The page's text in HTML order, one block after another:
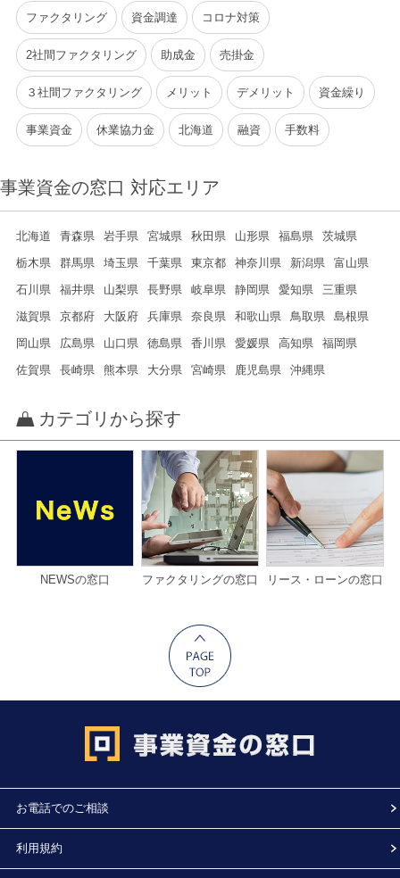
ファクタリング 資金調達 コロナ対策
2社間ファクタリング 助成金 売掛金
３社間ファクタリング メリット デメリット 資金繰り
事業資金 休業協力金 北海道 融資 手数料
事業資金の窓口 対応エリア
北海道 青森県 岩手県 宮城県 秋田県 山形県 福島県
茨城県
栃木県
群馬県 埼玉県 千葉県 東京都 神奈川県 新潟県
富山県
石川県
福井県 山梨県 長野県 岐阜県 静岡県 愛知県
三重県
滋賀県
京都府 大阪府 兵庫県 奈良県 和歌山県 鳥取県
島根県
岡山県
広島県 山口県 徳島県 香川県 愛媛県 高知県
福岡県
佐賀県
長崎県 熊本県 大分県 宮崎県 鹿児島県 沖縄県
カテゴリから探す
NEWSの窓口 ファクタリングの窓口 リース・ローンの窓口
お電話でのご相談
利用規約